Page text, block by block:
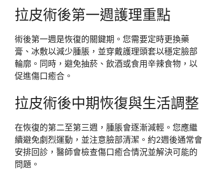
拉皮術後第一週護理重點
術後第一週是恢復的關鍵期。您需要定時更換藥
膏、冰敷以減少腫脹，並穿戴護理頭套以穩定臉部
輪廓。同時，避免抽菸、飲酒或食用辛辣食物，以
促進傷口癒合。
拉皮術後中期恢復與生活調整
在恢復的第二至第三週，腫脹會逐漸減輕。您應繼
續避免劇烈運動，並注意臉部清潔。約2週後通常會
安排回診，醫師會檢查傷口癒合情況並解決可能的
問題。